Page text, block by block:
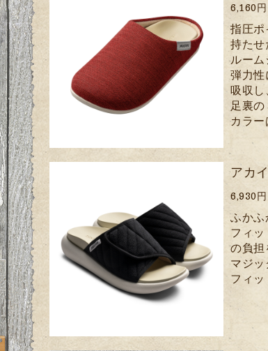
6,160円
指圧ポ
持たせ
ルーム
弾力性
吸収
足裏
カラー
アカ
6,930円
ふかふ
フィ
の負担
マジ
フィッ